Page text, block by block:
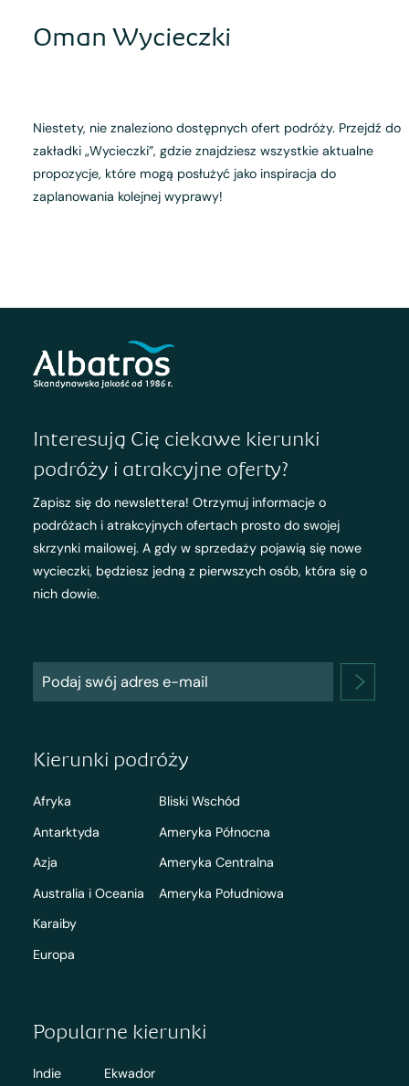
Oman Wycieczki
Niestety, nie znaleziono dostępnych ofert podróży. Przejdź do
zakładki „Wycieczki”, gdzie znajdziesz wszystkie aktualne
propozycje, które mogą posłużyć jako inspiracja do
zaplanowania kolejnej wyprawy!
Interesują Cię ciekawe kierunki
podróży i atrakcyjne oferty?
Zapisz się do newslettera! Otrzymuj informacje o
podróżach i atrakcyjnych ofertach prosto do swojej
skrzynki mailowej. A gdy w sprzedaży pojawią się nowe
wycieczki, będziesz jedną z pierwszych osób, która się o
nich dowie.
Kierunki podróży
Afryka
Antarktyda
Azja
Australia i Oceania
Karaiby
Europa
Bliski Wschód
Ameryka Północna
Ameryka Centralna
Ameryka Południowa
Popularne kierunki
Indie
Ekwador